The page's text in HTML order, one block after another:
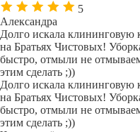
5
Александра
Долго искала клининговую
на Братьях Чистовых!
быстро, отмыли не
этим сделать ;))
Долго искала клининговую
на Братьях Чистовых!
быстро, отмыли не
этим сделать ;))